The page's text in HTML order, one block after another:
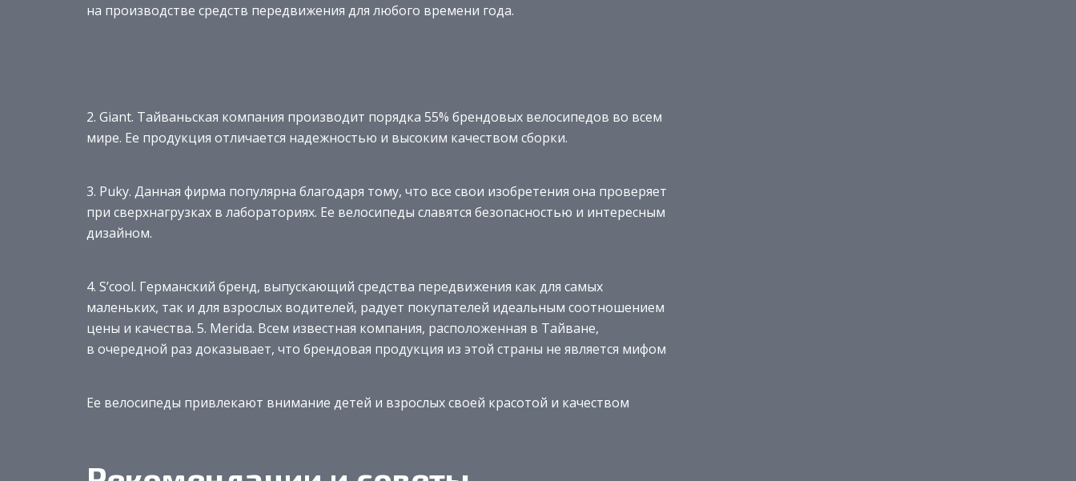
на производстве средств передвижения для любого времени года.
2. Giant. Тайваньская компания производит порядка 55% брендовых велосипедов во всем
мире. Ее продукция отличается надежностью и высоким качеством сборки.
3. Puky. Данная фирма популярна благодаря тому, что все свои изобретения она проверяет
при сверхнагрузках в лабораториях. Ее велосипеды славятся безопасностью и интересным
дизайном.
4. S’cool. Германский бренд, выпускающий средства передвижения как для самых
маленьких, так и для взрослых водителей, радует покупателей идеальным соотношением
цены и качества. 5. Merida. Всем известная компания, расположенная в Тайване,
в очередной раз доказывает, что брендовая продукция из этой страны не является мифом
Ее велосипеды привлекают внимание детей и взрослых своей красотой и качеством